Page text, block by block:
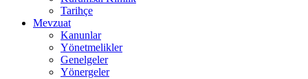
Tarihçe
Mevzuat
Kanunlar
Yönetmelikler
Genelgeler
Yönergeler